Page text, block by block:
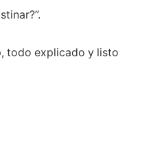
todo explicado y listo